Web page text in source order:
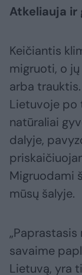
Atkeliauja ir
Keičiantis
migruoti, o
arba
Lietuvoje po
natūraliai
dalyje,
Migruodami
mūsų šalyje.
„Paprastasis
savaime
Lietuvą, yra